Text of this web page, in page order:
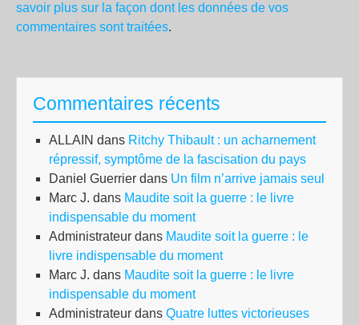
savoir plus sur la façon dont les données de vos
commentaires sont traitées.
Commentaires récents
ALLAIN dans Ritchy Thibault : un acharnement
répressif, symptôme de la fascisation du pays
Daniel Guerrier dans Un film n’arrive jamais seul
Marc J. dans Maudite soit la guerre : le livre
indispensable du moment
Administrateur dans Maudite soit la guerre : le
livre indispensable du moment
Marc J. dans Maudite soit la guerre : le livre
indispensable du moment
Administrateur dans Quatre luttes victorieuses